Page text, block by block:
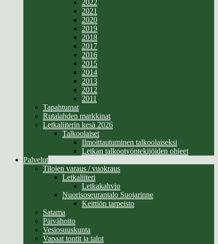
2022
2021
2020
2019
2018
2017
2016
2015
2014
2013
2012
2011
Tapahtumat
Rutalahden markkinat
Letkaliiterin kesä 2026
Talkoolaiset
Ilmoittautuminen talkoolaiseksi
Letkan talkootyöntekijöiden ohjeet
Palvelut
Tilojen varaus / vuokraus
Letkaliiteri
Letkakahvio
Nuorisoseurantalo Suojarinne
Keittiön tarpeisto
Satama
Päivähoito
Vesiosuuskunta
Vapaat tontit ja talot